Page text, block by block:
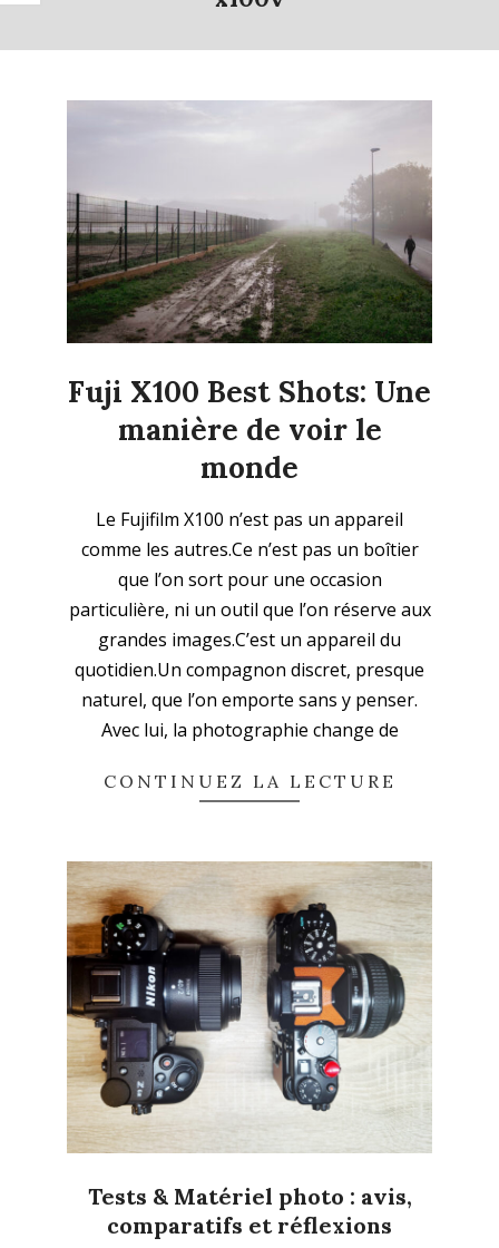
Fuji X100 Best Shots: Une
manière de voir le
monde
05
Le Fujifilm X100 n’est pas un appareil
comme les autres.Ce n’est pas un boîtier
que l’on sort pour une occasion
particulière, ni un outil que l’on réserve aux
grandes images.C’est un appareil du
quotidien.Un compagnon discret, presque
naturel, que l’on emporte sans y penser.
Avec lui, la photographie change de
CONTINUEZ LA LECTURE
Tests & Matériel photo : avis,
comparatifs et réflexions